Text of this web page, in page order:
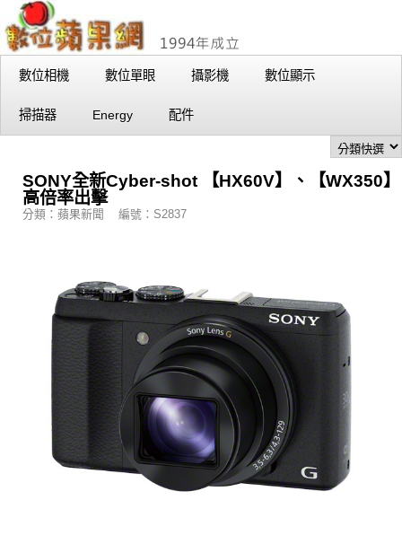
數位相機 數位單眼 攝影機 數位顯示
掃描器 Energy 配件
SONY全新Cyber-shot 【HX60V】、【WX350】
高倍率出擊
分類：蘋果新聞 編號：S2837